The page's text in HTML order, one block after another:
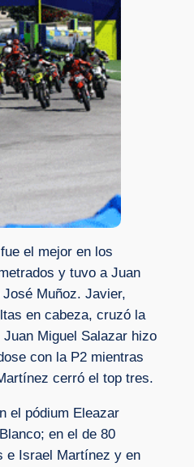
el mejor en los
y tuvo a Juan
Muñoz. Javier,
en cabeza, cruzó la
Miguel Salazar hizo
con la P2 mientras
cerró el top tres.
el pódium Eleazar
en el de 80
e Israel Martínez y en